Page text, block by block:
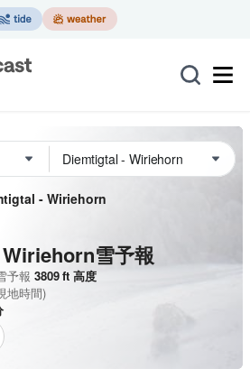
- Wiriehorn
雪予報
予報 3809ft 高度
地時間)